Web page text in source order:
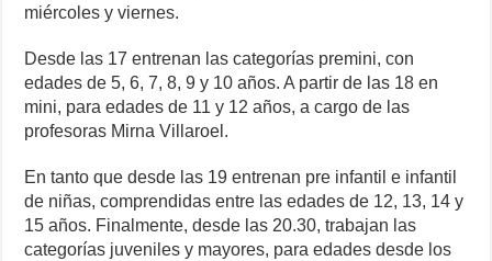
miércoles y viernes.
Desde las 17 entrenan las categorías premini, con
edades de 5, 6, 7, 8, 9 y 10 años. A partir de las 18 en
mini, para edades de 11 y 12 años, a cargo de las
profesoras Mirna Villaroel.
En tanto que desde las 19 entrenan pre infantil e infantil
de niñas, comprendidas entre las edades de 12, 13, 14 y
15 años. Finalmente, desde las 20.30, trabajan las
categorías juveniles y mayores, para edades desde los